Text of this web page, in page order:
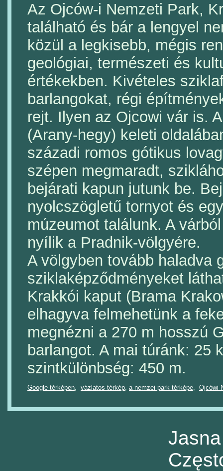
Az Ojców-i Nemzeti Park,
található és bár a lengyel
közül a legkisebb, mégis
geológiai, természeti és
értékekben. Kivételes
barlangokat, régi
rejt. Ilyen az Ojcowi vár is.
(Arany-hegy) keleti
századi romos gótikus
szépen megmaradt,
bejárati kapun jutunk be.
nyolcszögletű tornyot és
múzeumot találunk. A
nyílik a Pradnik-völgyére.
A völgyben tovább haladva
sziklaképződményeket
Krakkói kaput (Brama
elhagyva felmehetünk a
megnézni a 270 m hosszú
barlangot. A mai túránk: 25
szintkülönbség: 450 m.
Google térképen, vázlatos térkép, a nemzei park térképe, Ojcówi